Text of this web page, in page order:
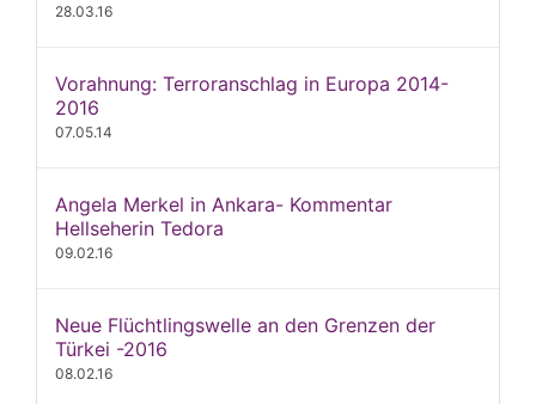
28.03.16
Vorahnung: Terroranschlag in Europa 2014-
2016
07.05.14
Angela Merkel in Ankara- Kommentar
Hellseherin Tedora
09.02.16
Neue Flüchtlingswelle an den Grenzen der
Türkei -2016
08.02.16